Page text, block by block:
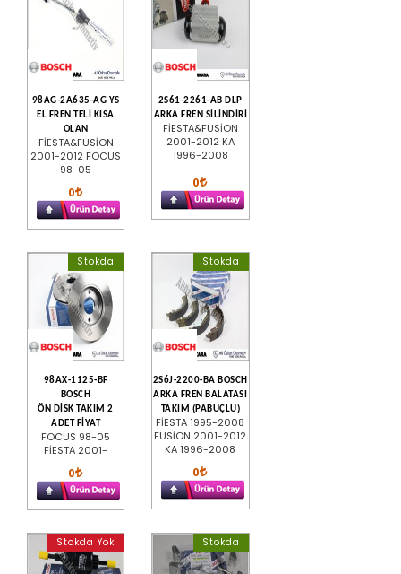
98AG-2A635-AG YS
EL FREN TELİ KISA
OLAN
FİESTA&FUSİON
2001-2012 FOCUS
98-05
0
2S61-2261-AB DLP
ARKA FREN SİLİNDİRİ
FİESTA&FUSİON
2001-2012 KA
1996-2008
0
Stokda
98AX-1125-BF
BOSCH
ÖN DİSK TAKIM 2
ADET FİYAT
FOCUS 98-05
FİESTA 2001-
0
Stokda
2S6J-2200-BA BOSCH
ARKA FREN BALATASI
TAKIM (PABUÇLU)
FİESTA 1995-2008
FUSİON 2001-2012
KA 1996-2008
0
Stokda Yok Stokda